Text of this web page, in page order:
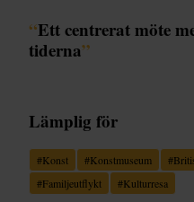
“Ett centrerat möte
tiderna”
Lämplig för
#Konst #Konstmuseum #
#Familjeutflykt #Kulturresa